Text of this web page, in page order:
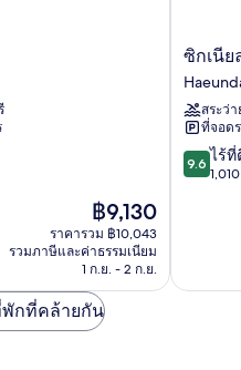
ราคา
ปัจจุบัน
คือ
฿9,130
฿9,130
ราคารวม ฿10,043
รวมภาษีและค่าธรรมเนียม
1 ก.ย. - 2 ก.ย.
ซิก
เนีย
ล
บู
ซาน
ซิกเนี
สระว่
ที่จอด
9.6
จาก
รีวิว
9.6 ไร้ที่
พักที่คล้ายกัน